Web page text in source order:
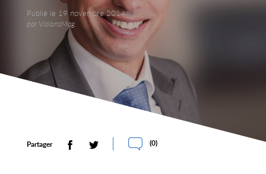
Publié le 19 novembre 2014,
par VisionsMag.
Partager (0)